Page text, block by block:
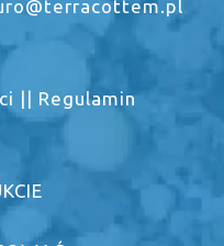
|| Regulamin